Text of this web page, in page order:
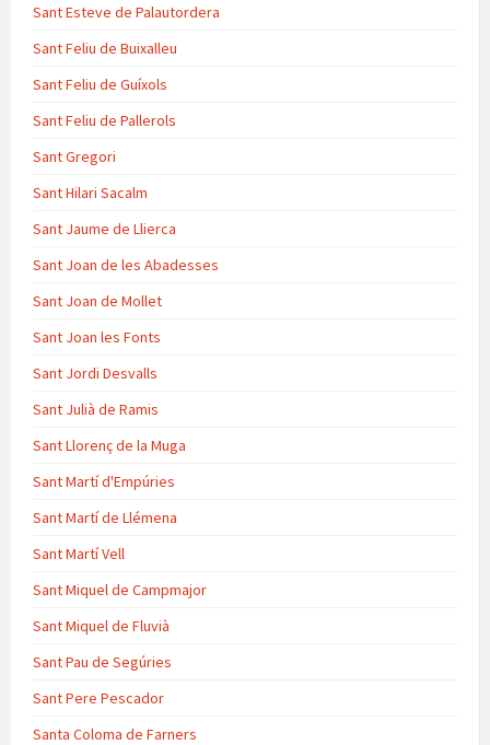
Sant Esteve de Palautordera
Sant Feliu de Buixalleu
Sant Feliu de Guíxols
Sant Feliu de Pallerols
Sant Gregori
Sant Hilari Sacalm
Sant Jaume de Llierca
Sant Joan de les Abadesses
Sant Joan de Mollet
Sant Joan les Fonts
Sant Jordi Desvalls
Sant Julià de Ramis
Sant Llorenç de la Muga
Sant Martí d'Empúries
Sant Martí de Llémena
Sant Martí Vell
Sant Miquel de Campmajor
Sant Miquel de Fluvià
Sant Pau de Segúries
Sant Pere Pescador
Santa Coloma de Farners